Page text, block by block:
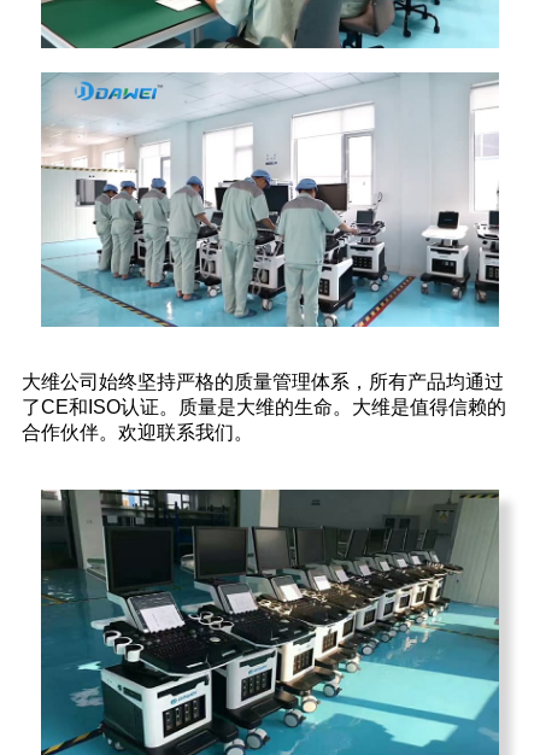
大维公司始终坚持严格的质量管理体系，所有产品均通过
了CE和ISO认证。质量是大维的生命。大维是值得信赖的
合作伙伴。欢迎联系我们。